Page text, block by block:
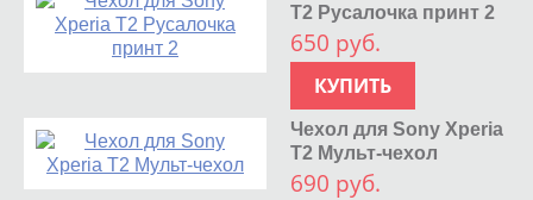
T2 Русалочка принт 2
650 руб.
КУПИТЬ
Чехол для Sony Xperia
T2 Мульт-чехол
690 руб.